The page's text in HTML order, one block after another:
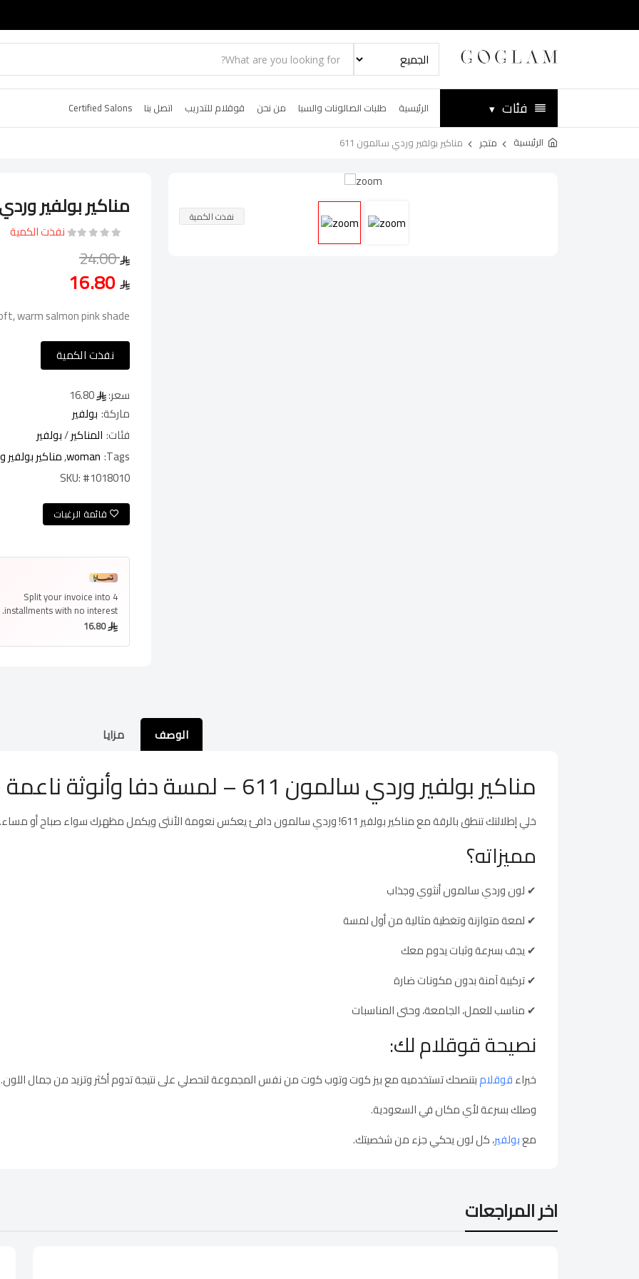
فئات ▾ الرئيسية طلبات الصالونات والسبا من نحن قوقلام للتدريب اتصل بنا Certified Salons
الرئيسية متجر مناكير بولفير وردي سالمون 611
نفذت الكمية مناكير بولفير
نفذت الكمية
24.00
warm salmon pink shade
نفذت الكمية
سعر:
ماركة: بولفير
فئات: المناكير/بولفير
Tags:
woman
,مناكير بولفير
SKU:#1018010
قائمة الرغبات
Split your invoice into 4
installmentswith no interest.
16.80
الوصف مزايا
مناكير بولفير وردي سالمون 611 – لمسة دفا وأنوثة ناعمة
خلي إطلالتك تنطق بالرقة مع مناكير بولفير 611! وردي سالمون دافئ يعكس نعومة الأنثى ويكمل مظهرك سواء صباح أو مساء.
مميزاته؟
✔ لون وردي سالمون أنثوي وجذاب
✔ لمعة متوازنة وتغطية مثالية من أول لمسة
✔ يجف بسرعة وثبات يدوم معك
✔ تركيبة آمنة بدون مكونات ضارة
✔ مناسب للعمل، الجامعة، وحتى المناسبات
نصيحة قوقلام لك:
خبراءقوقلامبتنصحك تستخدميه مع بيز كوت وتوب كوت من نفس المجموعة لتحصلي على نتيجة تدوم أكثر وتزيد من جمال اللون.
وصلك بسرعة لأي مكان في السعودية.
معبولفير، كل لون يحكي جزء من شخصيتك.
اخر المراجعات